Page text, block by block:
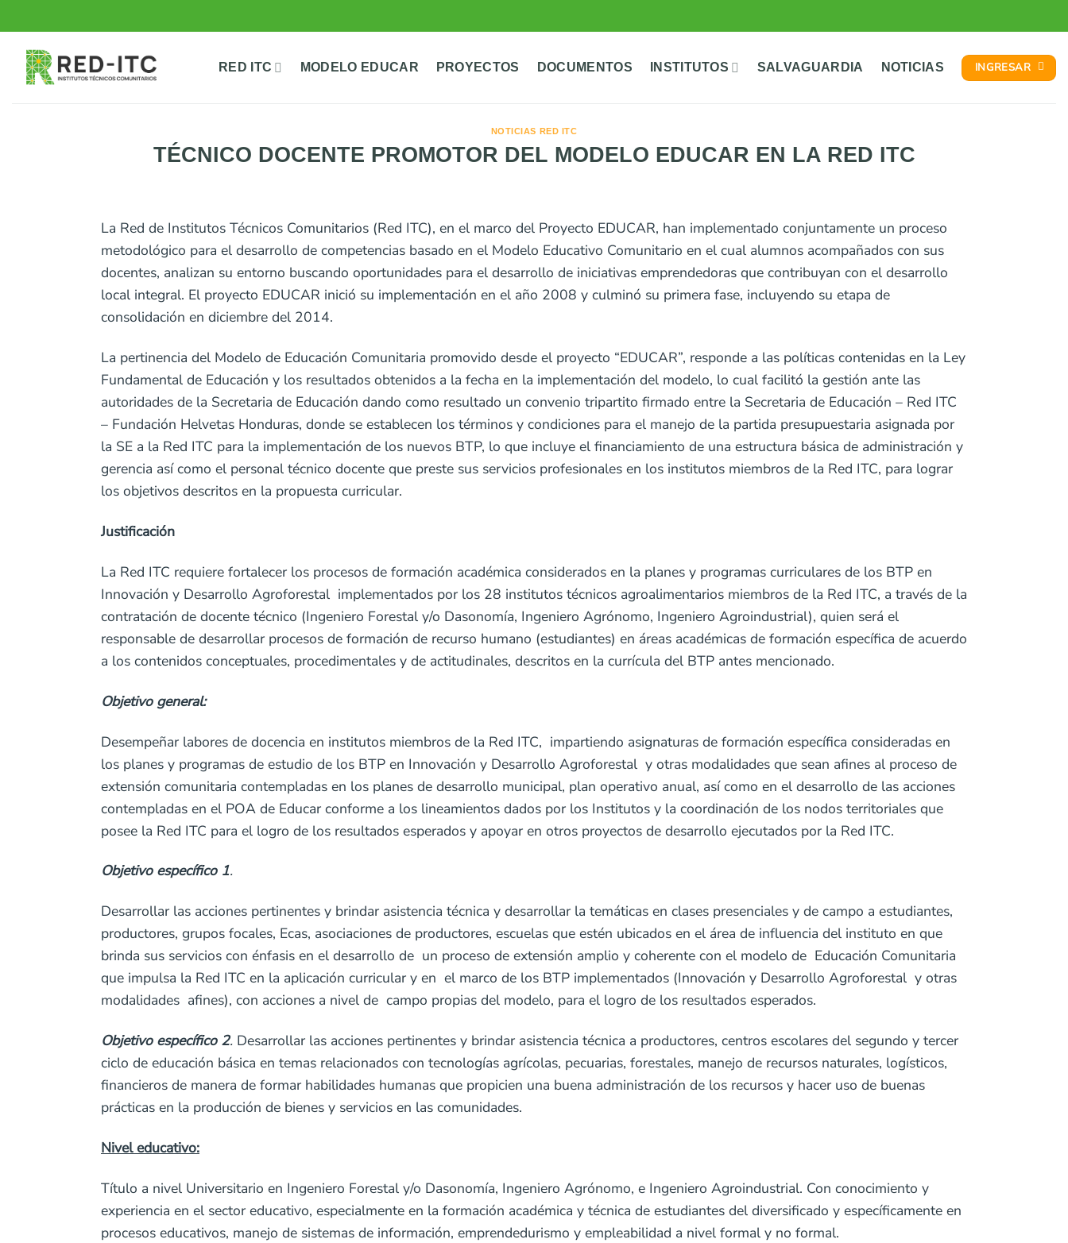
al
contenido
RED ITC MODELO EDUCAR PROYECTOS DOCUMENTOS INSTITUTOS SALVAGUARDIA NOTICIAS INGRESAR
NOTICIAS RED ITC
TÉCNICO DOCENTE PROMOTOR DEL MODELO EDUCAR EN LA RED ITC
La Red de Institutos Técnicos Comunitarios (Red ITC), en el marco del Proyecto EDUCAR, han implementado conjuntamente un proceso
metodológico para el desarrollo de competencias basado en el Modelo Educativo Comunitario en el cual alumnos acompañados con sus
docentes, analizan su entorno buscando oportunidades para el desarrollo de iniciativas emprendedoras que contribuyan con el desarrollo
local integral. El proyecto EDUCAR inició su implementación en el año 2008 y culminó su primera fase, incluyendo su etapa de
consolidación en diciembre del 2014.
La pertinencia del Modelo de Educación Comunitaria promovido desde el proyecto “EDUCAR”, responde a las políticas contenidas en la Ley
Fundamental de Educación y los resultados obtenidos a la fecha en la implementación del modelo, lo cual facilitó la gestión ante las
autoridades de la Secretaria de Educación dando como resultado un convenio tripartito firmado entre la Secretaria de Educación – Red ITC
– Fundación Helvetas Honduras, donde se establecen los términos y condiciones para el manejo de la partida presupuestaria asignada por
la SE a la Red ITC para la implementación de los nuevos BTP, lo que incluye el financiamiento de una estructura básica de administración y
gerencia así como el personal técnico docente que preste sus servicios profesionales en los institutos miembros de la Red ITC, para lograr
los objetivos descritos en la propuesta curricular.
Justificación
La Red ITC requiere fortalecer los procesos de formación académica considerados en la planes y programas curriculares de los BTP en
Innovación y Desarrollo Agroforestal implementados por los 28 institutos técnicos agroalimentarios miembros de la Red ITC, a través de la
contratación de docente técnico (Ingeniero Forestal y/o Dasonomía, Ingeniero Agrónomo, Ingeniero Agroindustrial), quien será el
responsable de desarrollar procesos de formación de recurso humano (estudiantes) en áreas académicas de formación específica de acuerdo
a los contenidos conceptuales, procedimentales y de actitudinales, descritos en la currícula del BTP antes mencionado.
Objetivo general:
Desempeñar labores de docencia en institutos miembros de la Red ITC, impartiendo asignaturas de formación específica consideradas en
los planes y programas de estudio de los BTP en Innovación y Desarrollo Agroforestal y otras modalidades que sean afines al proceso de
extensión comunitaria contempladas en los planes de desarrollo municipal, plan operativo anual, así como en el desarrollo de las acciones
contempladas en el POA de Educar conforme a los lineamientos dados por los Institutos y la coordinación de los nodos territoriales que
posee la Red ITC para el logro de los resultados esperados y apoyar en otros proyectos de desarrollo ejecutados por la Red ITC.
Objetivo específico 1.
Desarrollar las acciones pertinentes y brindar asistencia técnica y desarrollar la temáticas en clases presenciales y de campo a estudiantes,
productores, grupos focales, Ecas, asociaciones de productores, escuelas que estén ubicados en el área de influencia del instituto en que
brinda sus servicios con énfasis en el desarrollo de un proceso de extensión amplio y coherente con el modelo de Educación Comunitaria
que impulsa la Red ITC en la aplicación curricular y en el marco de los BTP implementados (Innovación y Desarrollo Agroforestal y otras
modalidades afines), con acciones a nivel de campo propias del modelo, para el logro de los resultados esperados.
Objetivo específico 2. Desarrollar las acciones pertinentes y brindar asistencia técnica a productores, centros escolares del segundo y tercer
ciclo de educación básica en temas relacionados con tecnologías agrícolas, pecuarias, forestales, manejo de recursos naturales, logísticos,
financieros de manera de formar habilidades humanas que propicien una buena administración de los recursos y hacer uso de buenas
prácticas en la producción de bienes y servicios en las comunidades.
Nivel educativo:
Título a nivel Universitario en Ingeniero Forestal y/o Dasonomía, Ingeniero Agrónomo, e Ingeniero Agroindustrial. Con conocimiento y
experiencia en el sector educativo, especialmente en la formación académica y técnica de estudiantes del diversificado y específicamente en
procesos educativos, manejo de sistemas de información, emprendedurismo y empleabilidad a nivel formal y no formal.